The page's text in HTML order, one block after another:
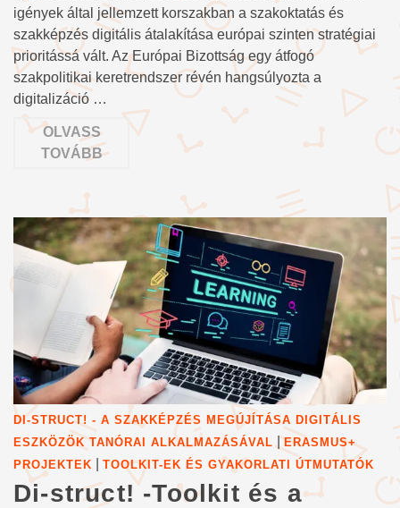
igények által jellemzett korszakban a szakoktatás és
szakképzés digitális átalakítása európai szinten stratégiai
prioritássá vált. Az Európai Bizottság egy átfogó
szakpolitikai keretrendszer révén hangsúlyozta a
digitalizáció …
OLVASS
TOVÁBB
DI-STRUCT! - A SZAKKÉPZÉS MEGÚJÍTÁSA DIGITÁLIS
ESZKÖZÖK TANÓRAI ALKALMAZÁSÁVAL |ERASMUS+
PROJEKTEK
TOOLKIT-EK ÉS GYAKORLATI ÚTMUTATÓK
Di-struct! -Toolkit és a